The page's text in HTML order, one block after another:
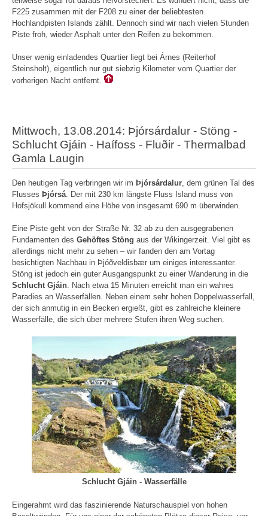
F225 zusammen mit der F208 zu einer der beliebtesten
Hochlandpisten Islands zählt. Dennoch sind wir nach vielen Stunden
Piste froh, wieder Asphalt unter den Reifen zu bekommen.
Unser wenig einladendes Quartier liegt bei Árnes (Reiterhof
Steinsholt), eigentlich nur gut siebzig Kilometer vom Quartier der
vorherigen Nacht entfernt.
Mittwoch, 13.08.2014: Þjórsárdalur - Stöng -
Schlucht Gjáin - Haífoss - Fluðir - Thermalbad
Gamla Laugin
Den heutigen Tag verbringen wir im Þjórsárdalur , dem grünen Tal des
Flusses Þjórsá . Der mit 230 km längste Fluss Island muss von
Hofsjökull kommend eine Höhe von insgesamt 690 m überwinden.
Eine Piste geht von der Straße Nr. 32 ab zu den ausgegrabenen
Fundamenten des Gehöftes Stöng aus der Wikingerzeit. Viel gibt es
allerdings nicht mehr zu sehen – wir fanden den am Vortag
besichtigten Nachbau in Þjóðveldisbær um einiges interessanter.
Stöng ist jedoch ein guter Ausgangspunkt zu einer Wanderung in die
Schlucht Gjáin. Nach etwa 15 Minuten erreicht man ein wahres
Paradies an Wasserfällen. Neben einem sehr hohen Doppelwasserfall,
der sich anmutig in ein Becken ergießt, gibt es zahlreiche kleinere
Wasserfälle, die sich über mehrere Stufen ihren Weg suchen.
Schlucht Gjáin - Wasserfälle
Eingerahmt wird das faszinierende Naturschauspiel von hohen